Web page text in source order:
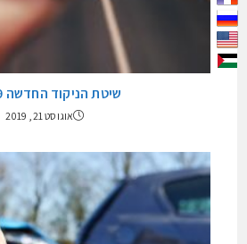
שיטת הניקוד החדשה 2019
אוגוסט 21, 2019